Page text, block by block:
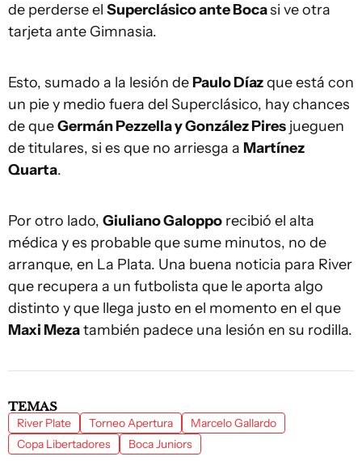
de perderse el Superclásico ante Bocasi ve otra
tarjeta ante Gimnasia.
Esto, sumado a la lesión de Paulo Díazque está con
un pie y medio fuera del Superclásico, hay chances
de queGermán Pezzella y González Pires jueguen
de titulares, si es que no arriesga a Martínez
Quarta.
Por otro lado, Giuliano Galoppo recibió el alta
médica y es probable que sume minutos, no de
arranque, en La Plata. Una buena noticia para River
que recupera a un futbolista que le aporta algo
distinto y que llega justo en el momento en el que
Maxi Mezatambién padece una lesión en su rodilla.
TEMAS
River Plate Torneo Apertura
Marcelo Gallardo
Copa Libertadores
Boca Juniors